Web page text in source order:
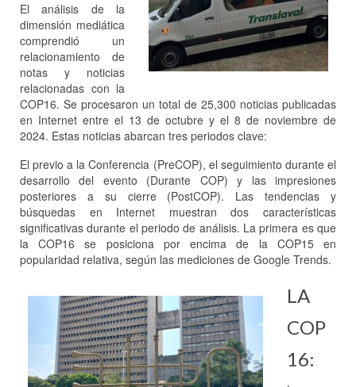
El análisis de la
dimensión mediática
comprendió un
relacionamiento de
notas y noticias
relacionadas con la
COP16. Se procesaron un total de 25,300 noticias publicadas
en Internet entre el 13 de octubre y el 8 de noviembre de
2024. Estas noticias abarcan tres periodos clave:
El previo a la Conferencia (PreCOP), el seguimiento durante el
desarrollo del evento (Durante COP) y las impresiones
posteriores a su cierre (PostCOP). Las tendencias y
búsquedas en Internet muestran dos características
significativas durante el periodo de análisis. La primera es que
la COP16 se posiciona por encima de la COP15 en
popularidad relativa, según las mediciones de Google Trends.
LA
COP
16: